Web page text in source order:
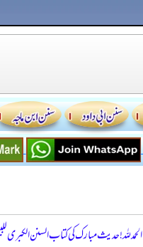
الحمدللہ! حدیث مبارک کی کتاب السنن